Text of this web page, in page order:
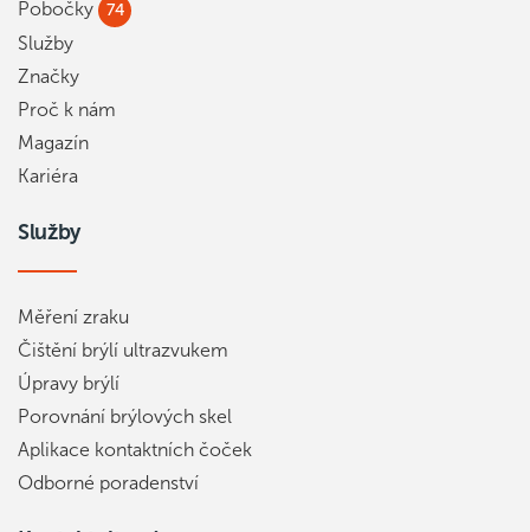
Pobočky 74
Služby
Značky
Proč k nám
Magazín
Kariéra
Služby
Měření zraku
Čištění brýlí ultrazvukem
Úpravy brýlí
Porovnání brýlových skel
Aplikace kontaktních čoček
Odborné poradenství